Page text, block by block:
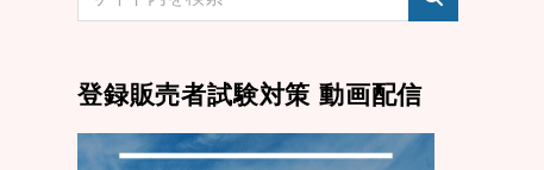
登録販売者試験対策 動画配信